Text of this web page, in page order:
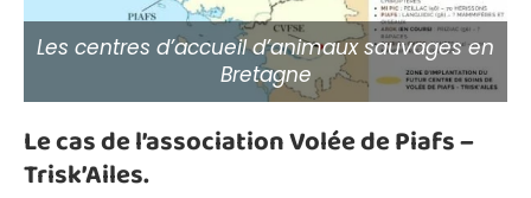
Les centres d’accueil d’animaux sauvages en
Bretagne
Le cas de l’association Volée de Piafs –
Trisk’Ailes.